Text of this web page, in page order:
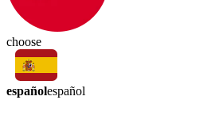
choose
españolespañol